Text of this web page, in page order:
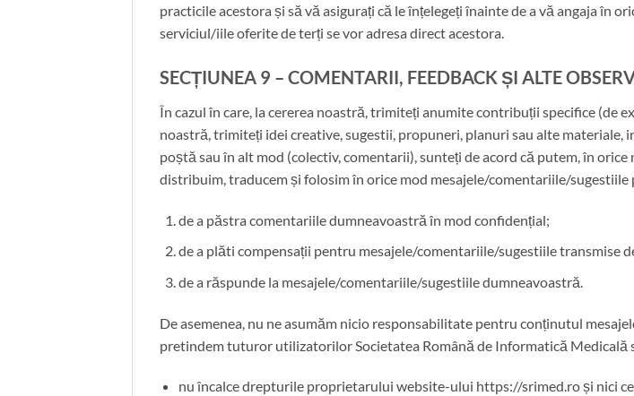
practicile acestora și să vă asigurați că le înțelegeți înainte de a vă angaja în
serviciul/iile oferite de terți se vor adresa direct acestora.
SECȚIUNEA 9 – COMENTARII, FEEDBACK ȘI ALTE
În cazul în care, la cererea noastră, trimiteți anumite contribuții specifice (de
noastră, trimiteți idei creative, sugestii, propuneri, planuri sau alte materiale,
poștă sau în alt mod (colectiv, comentarii), sunteți de acord că putem, în
distribuim, traducem și folosim în orice mod mesajele/comentariile/
de a păstra comentariile dumneavoastră în mod confidențial;
de a plăti compensații pentru mesajele/comentariile/sugestiile transmise
de a răspunde la mesajele/comentariile/sugestiile dumneavoastră.
De asemenea, nu ne asumăm nicio responsabilitate pentru conținutul
pretindem tuturor utilizatorilor Societatea Română de Informatică Medicală
nu încalce drepturile proprietarului website-ului https://srimed.ro și nici